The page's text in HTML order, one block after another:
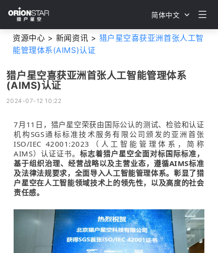
简体中文
资源中心 > 新闻资讯 > 猎户星空喜获亚洲首张人工智
能管理体系(AIMS)认证
猎户星空喜获亚洲首张人工智能管理体系
(AIMS)认证
2024-07-12 10:22
7月11日，猎户星空荣获由国际公认的测试、检验和认证
机构SGS通标标准技术服务有限公司颁发的亚洲首张
ISO/IEC 42001:2023（人工智能管理体系，简称
AIMS）认证证书。 标志着猎户星空全面对标国际标准，
基于组织治理、经营战略以及主营业态，遵循AIMS标准
及法律法规要求，全面导入人工智能管理体系。彰显了猎
户星空在人工智能领域技术上的领先性，以及高度的社会
责任感。